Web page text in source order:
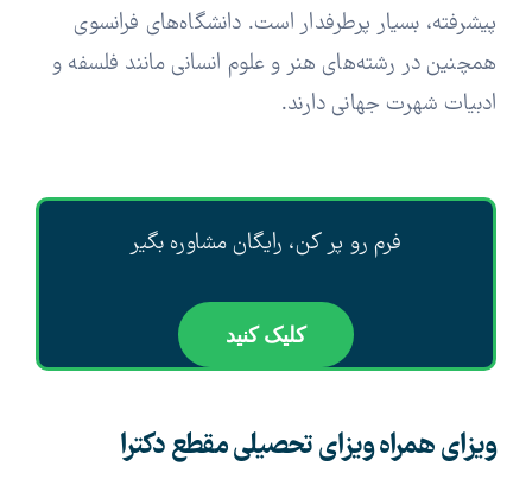
پیشرفته، بسیار پرطرفدار است. دانشگاه‌های فرانسوی
همچنین در رشته‌های هنر و علوم انسانی مانند فلسفه و
ادبیات شهرت جهانی دارند.
فرم رو پر کن، رایگان مشاوره بگیر
کلیک کنید
ویزای همراه ویزای تحصیلی مقطع دکترا